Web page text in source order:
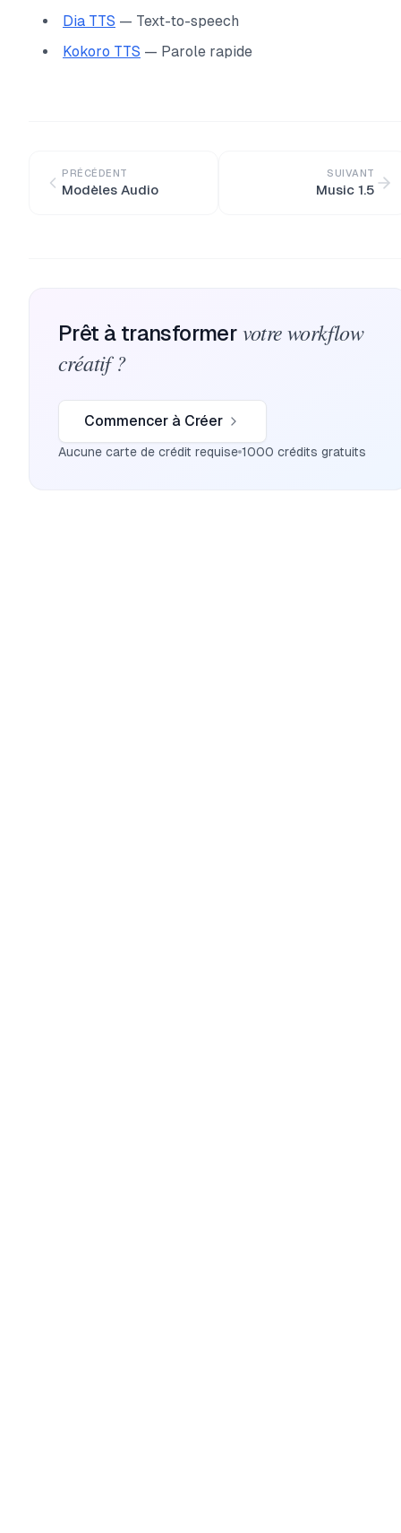
Dia TTS — Text-to-speech
Kokoro TTS — Parole rapide
PRÉCÉDENT
Modèles Audio
SUIVANT
Music 1.5
Prêt à transformer votre workflow
créatif ?
Commencer à Créer
Aucune carte de crédit requise 1000 crédits gratuits